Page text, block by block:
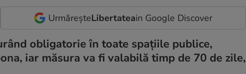
UrmăreșteLibertateain Google Discover
obligatorie în toate spațiile publice,
iar măsura va fi valabilă timp de 70 de zile,